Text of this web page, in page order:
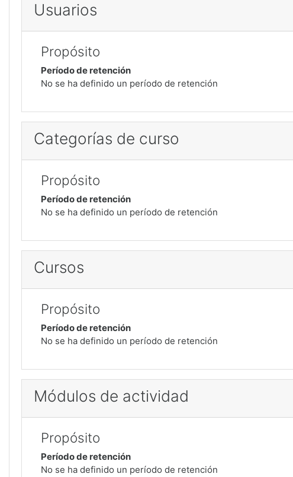
Usuarios
Propósito
Período de retención
No se ha definido un período de retención
Categorías de curso
Propósito
Período de retención
No se ha definido un período de retención
Cursos
Propósito
Período de retención
No se ha definido un período de retención
Módulos de actividad
Propósito
Período de retención
No se ha definido un período de retención